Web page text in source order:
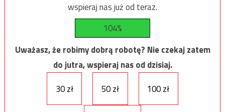
wspieraj nas już od teraz.
104%
Uważasz, że robimy dobrą robotę? Nie czekaj zatem
do jutra, wspieraj nas od dzisiaj.
30 zł
50 zł 100 zł